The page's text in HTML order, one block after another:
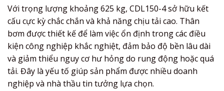
Với trọng lượng khoảng 625 kg, CDL150-4 sở hữu kết
cấu cực kỳ chắc chắn và khả năng chịu tải cao. Thân
bơm được thiết kế để làm việc ổn định trong các điều
kiện công nghiệp khắc nghiệt, đảm bảo độ bền lâu dài
và giảm thiểu nguy cơ hư hỏng do rung động hoặc quá
tải. Đây là yếu tố giúp sản phẩm được nhiều doanh
nghiệp và nhà thầu tin tưởng lựa chọn.